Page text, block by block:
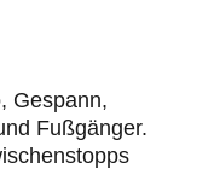
Gespann,
Fußgänger.